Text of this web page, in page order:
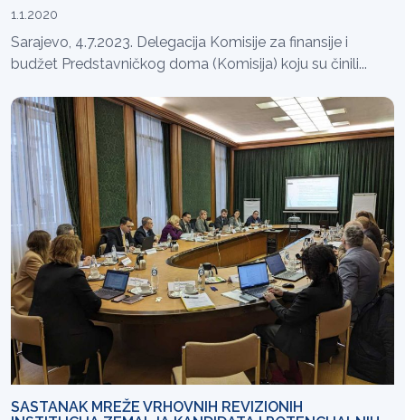
1.1.2020
Sarajevo, 4.7.2023. Delegacija Komisije za finansije i
budžet Predstavničkog doma (Komisija) koju su činili...
SASTANAK MREŽE VRHOVNIH REVIZIONIH